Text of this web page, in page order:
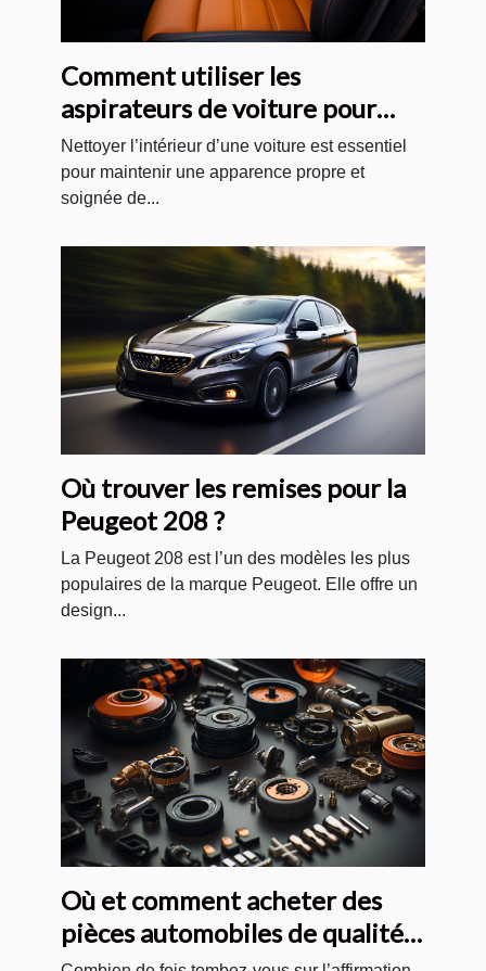
Comment utiliser les
aspirateurs de voiture pour
nettoyer correctement les
sièges, les tapis et les sols de
votre voiture ?
Nettoyer l’intérieur d’une voiture est essentiel
pour maintenir une apparence propre et
soignée de...
Où trouver les remises pour la
Peugeot 208 ?
La Peugeot 208 est l’un des modèles les plus
populaires de la marque Peugeot. Elle offre un
design...
Où et comment acheter des
pièces automobiles de qualité